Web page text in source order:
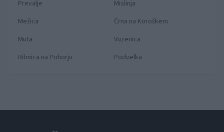
Prevalje
Mislinja
Mežica
Črna na Koroškem
Muta
Vuzenica
Ribnica na Pohorju
Podvelka